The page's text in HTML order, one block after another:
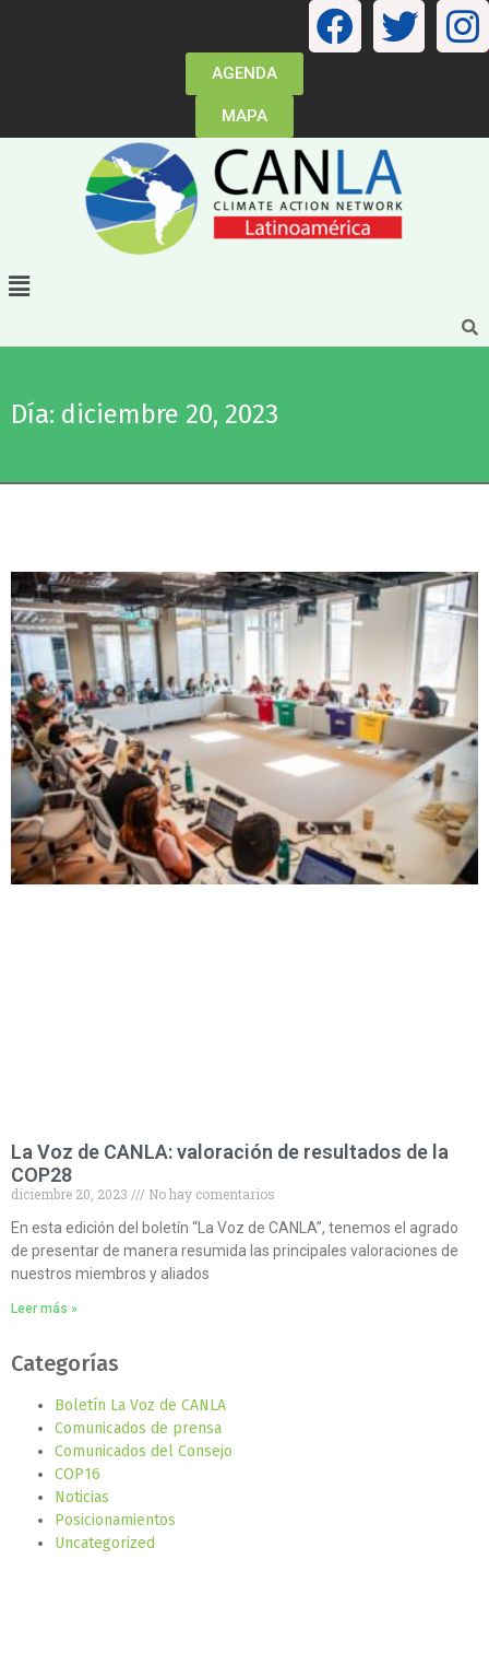
AGENDA
MAPA
Día: diciembre 20, 2023
La Voz de CANLA: valoración de resultados de la
COP28
diciembre 20, 2023
No hay comentarios
En esta edición del boletín “La Voz de CANLA”, tenemos el agrado
de presentar de manera resumida las principales valoraciones de
nuestros miembros y aliados
Leer más »
Categorías
Boletín La Voz de CANLA
Comunicados de prensa
Comunicados del Consejo
COP16
Noticias
Posicionamientos
Uncategorized